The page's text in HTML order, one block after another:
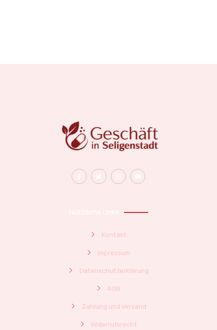
Kontakt
Impressum
Datenschutzerklärung
AGB
Zahlung und Versand
Widerrufsrecht